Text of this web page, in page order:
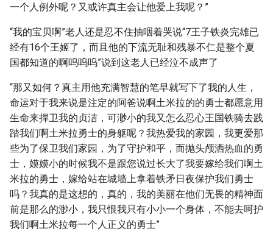
一个人例外呢？又或许真主会让他爱上我呢？”
“我的宝贝啊”老人还是忍不住抽咽着哭说“7王子铁炎完雄已
经有16个王姬了，而且他的下流无耻和残暴不仁是整个夏
国都知道的啊呜呜呜”说到这老人已经泣不成声了
“那又如何？真主用他充满智慧的笔早就写下了我的人生，
命运对于我来说是注定的阿爸说啊土米拉的的勇士都愿意用
生命来捍卫我的贞洁，可渺小的我又怎么忍心王国铁骑去践
踏我们啊土米拉勇士的身躯呢？我热爱我的家园，我更爱那
些为了保卫我们家园，为了守护和平，而抛头颅洒热血的勇
士，嫫嫫小的时候我不是跟您说过长大了我要嫁给我们啊土
米拉的勇士，嫁给站在城墙上拿着铁矛日夜保护我们勇士
吗？我真的是这想的，真的，我的美丽在他们无畏的精神面
前是那么的渺小，我只恨我只有小小一个身体，不能去呵护
我们啊土米拉每一个人正义的勇士”